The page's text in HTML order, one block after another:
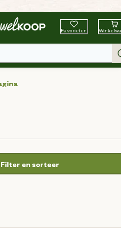
Tuin & Dier
Favorieten
Filter en sorteer